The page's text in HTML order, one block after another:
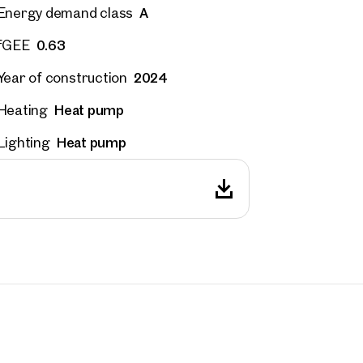
demand class A
0.63
of construction 2024
Heat pump
Heat pump
Service
like to receive regular updates on new publications, offers, invitations, and
news. By clicking the checkbox, I consent to OTTO Immobilien GmbH using
(optional)